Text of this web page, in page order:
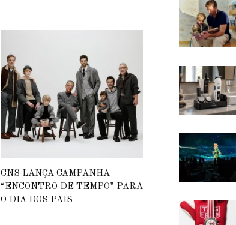
CNS LANÇA CAMPANHA
“ENCONTRO DE TEMPO” PARA
O DIA DOS PAIS